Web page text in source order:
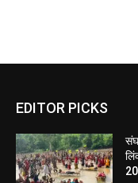
EDITOR PICKS